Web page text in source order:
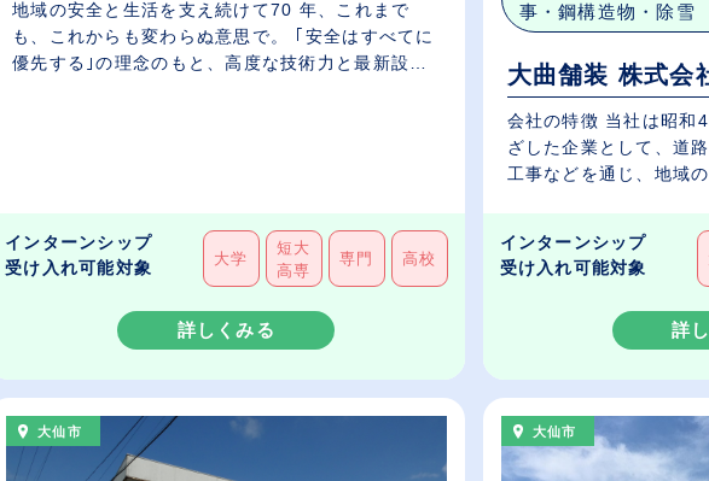
地域の安全と生活を支え続けて70 年、これまで
も、これからも変わらぬ意思で。 ｢安全はすべてに
優先する｣の理念のもと、高度な技術力と最新設備
インターンシップ
受け入れ可能対象
大学
短大
高専
専門 高校
詳しくみる
事・鋼構造物・除雪
大曲舗装 株式会
会社の特徴 当社は昭和
ざした企業として、道
工事などを通じ、地域
インターンシップ
受け入れ可能対象
詳
大仙市 大仙市